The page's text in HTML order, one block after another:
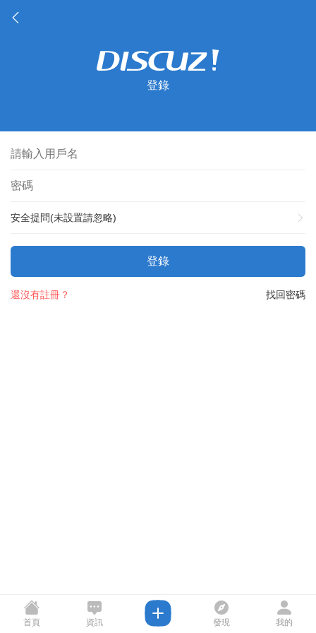
登錄
安全提問(未設置請忽略)
登錄
找回密碼
還沒有註冊？
首頁 資訊 發現 我的